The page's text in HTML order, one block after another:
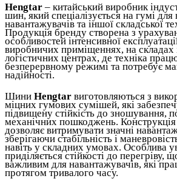
Hengtar – китайський виробник
шин, який спеціалізується на гумі
навантажувачів та іншої складської
Продукція бренду створена з
особливостей інтенсивної
виробничих приміщеннях, на складах
логістичних центрах, де техніка
безперервному режимі та потребує
надійності.
Шини Hengtar виготовляються з
міцних гумових сумішей, які
підвищену стійкість до зношування,
механічних пошкоджень.
дозволяє витримувати значні
зберігаючи стабільність і
навіть у складних умовах. Особлива
приділяється стійкості до перегріву,
важливим для навантажувачів, які
протягом тривалого часу.